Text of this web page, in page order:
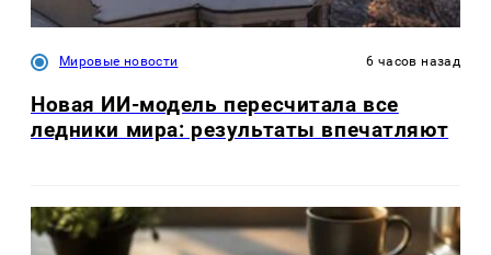
Мировые новости 6 часов назад
Новая ИИ-модель пересчитала все
ледники мира: результаты впечатляют